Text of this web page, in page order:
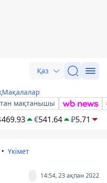
Қаз
Мақалалар
мақтанышы
469.93 €541.64 ₽5.71
Үкімет
14:54, 23 ақпан 2022